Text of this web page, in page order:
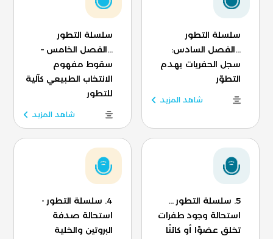
سلسلة التطور
...الفصل السادس:
سجل الحفريات يهدم
التطوّر
شاهد المزيد
سلسلة التطور
...الفصل الخامس –
سقوط مفهوم
الانتخاب الطبيعي كآلية
للتطور
شاهد المزيد
5. سلسلة التطور ...
استحالة وجود طفرات
تخلق عضوًا أو كائنًا
4. سلسلة التطور -
استحالة صدفة
البروتين والخلية